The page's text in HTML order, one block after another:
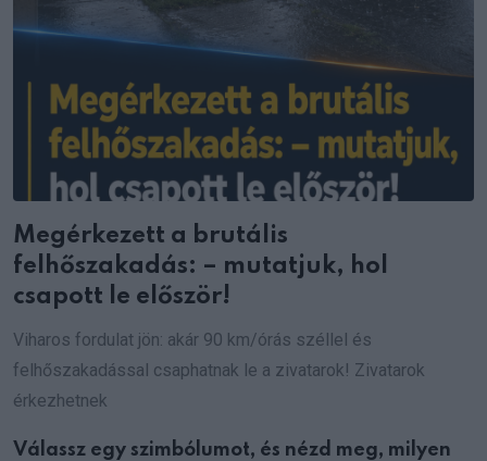
Megérkezett a brutális
felhőszakadás: – mutatjuk, hol
csapott le először!
Viharos fordulat jön: akár 90 km/órás széllel és
felhőszakadással csaphatnak le a zivatarok! Zivatarok
érkezhetnek
Válassz egy szimbólumot, és nézd meg, milyen